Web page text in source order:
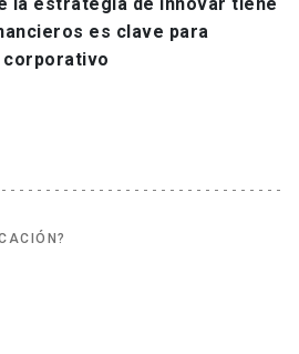
es clave para
corporativo